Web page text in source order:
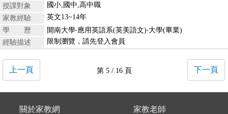
授課對象
國小,國中,高中職
家教經驗
英文13~14年
學 歷
開南大學‧應用英語系(英美語文)‧大學(畢業)
經驗描述
限制瀏覽，請先登入會員
上一頁 第 5 / 16 頁 下一頁
關於家教網
家教老師